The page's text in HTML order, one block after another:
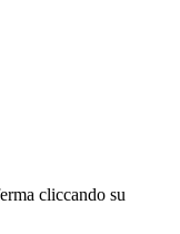
cliccando su